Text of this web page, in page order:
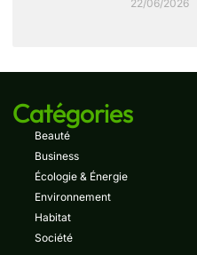
22/06/2026
Catégories
Beauté
Business
Écologie & Énergie
Environnement
Habitat
Société